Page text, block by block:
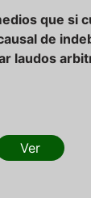
que si
de
laudos
Ver